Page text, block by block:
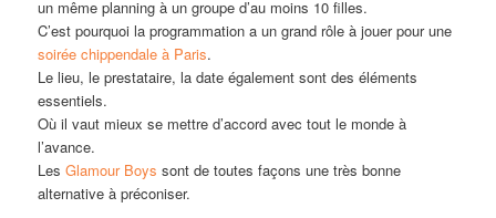
un même planning à un groupe d’au moins 10 filles.
C’est pourquoi la programmation a un grand rôle à jouer pour une
soirée chippendale à Paris.
Le lieu, le prestataire, la date également sont des éléments
essentiels.
Où il vaut mieux se mettre d’accord avec tout le monde à
l’avance.
LesGlamour Boys sont de toutes façons une très bonne
alternative à préconiser.